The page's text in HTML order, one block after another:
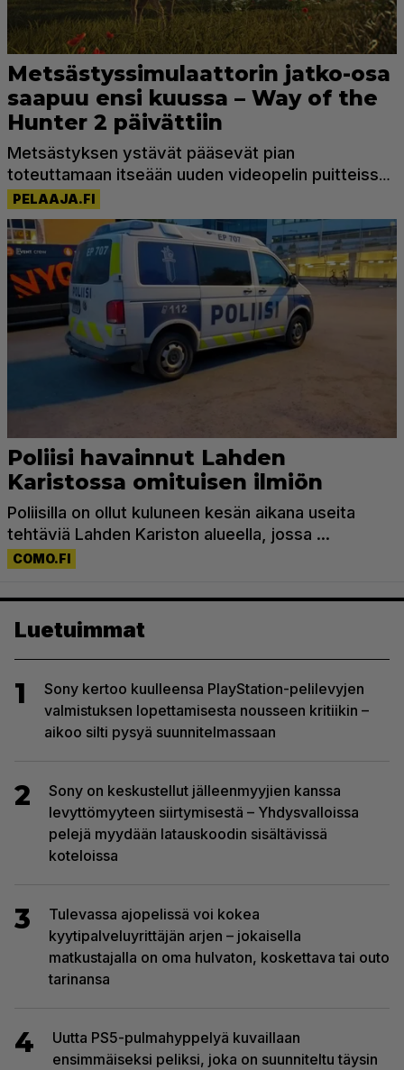
Luetuimmat
1
Sony kertoo kuulleensa PlayStation-pelilevyjen
valmistuksen lopettamisesta nousseen kritiikin –
aikoo silti pysyä suunnitelmassaan
2
Sony on keskustellut jälleenmyyjien kanssa
levyttömyyteen siirtymisestä – Yhdysvalloissa
pelejä myydään latauskoodin sisältävissä
koteloissa
3
Tulevassa ajopelissä voi kokea
kyytipalveluyrittäjän arjen – jokaisella
matkustajalla on oma hulvaton, koskettava tai outo
tarinansa
4
Uutta PS5-pulmahyppelyä kuvaillaan
ensimmäiseksi peliksi, joka on suunniteltu täysin